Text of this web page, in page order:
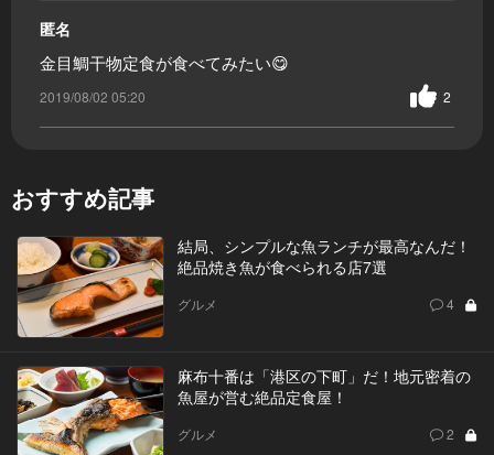
匿名
金目鯛干物定食が食べてみたい😋
2019/08/02 05:20 2
おすすめ記事
結局、シンプルな魚ランチが最高なんだ！
絶品焼き魚が食べられる店7選
グルメ 4
麻布十番は「港区の下町」だ！地元密着の
魚屋が営む絶品定食屋！
グルメ 2